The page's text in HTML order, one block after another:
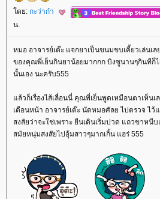
ดย: กะว่าก๋า
น.
หมอ อาจารย์เต๊ะ แจกยาเป็นขนมขบเคี้ยวเล่นเล
ของคุณพี่เย็นกินยาน้อยมากกก บิงซูนานๆกินทีก็ไ
นั้นเอง นะครับ555
ล้วก็เรื่องไส้เลื่อนนี่ คุณพี่เย็นพูดเหมือนตาเห็นเ
เดือนหน้า อาจารย์เต๊ะ นัดหมอศัลย ไปตรวจ ไว้
สงสัยว่าจะใช่เพราะ ยืนเดินเริ่มปวด แถวขาหนี
สมัยหนุ่มสงสัยไปอุ้มสาวๆมากเกิ้น แฮร่ 555